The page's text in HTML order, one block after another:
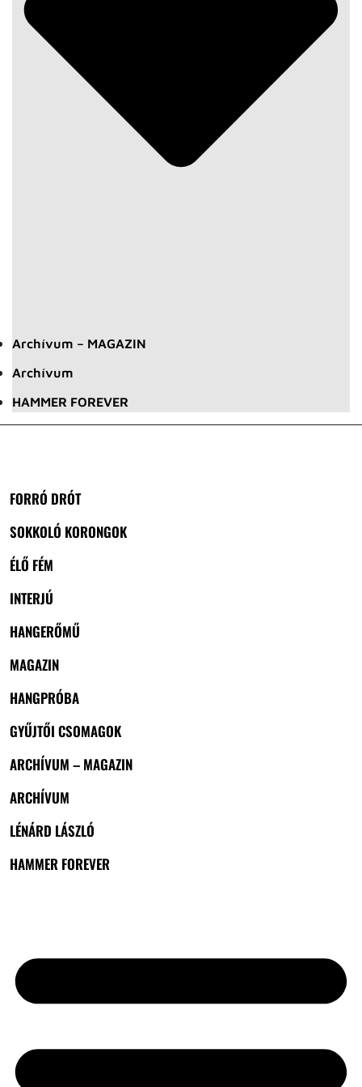
Archívum – MAGAZIN
Archívum
HAMMER FOREVER
FORRÓ DRÓT
SOKKOLÓ KORONGOK
ÉLŐ FÉM
INTERJÚ
HANGERŐMŰ
MAGAZIN
HANGPRÓBA
GYŰJTŐI CSOMAGOK
ARCHÍVUM – MAGAZIN
ARCHÍVUM
LÉNÁRD LÁSZLÓ
HAMMER FOREVER